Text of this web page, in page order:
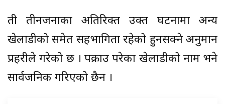
ती तीनजनाका अतिरिक्त उक्त घटनामा अन्य
खेलाडीको समेत सहभागिता रहेको हुनसक्ने अनुमान
प्रहरीले गरेको छ । पक्राउ परेका खेलाडीको नाम भने
सार्वजनिक गरिएको छैन ।